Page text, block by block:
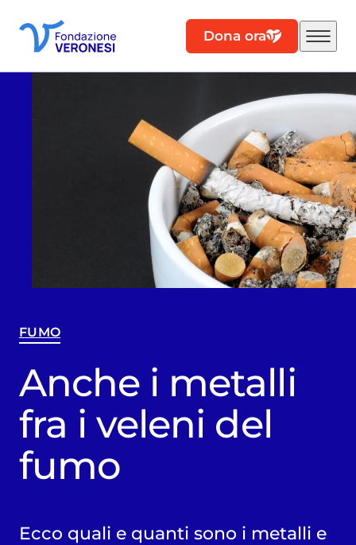
Dona ora
FUMO
Anche i metalli
fra i veleni del
fumo
Ecco quali e quanti sono i metalli e